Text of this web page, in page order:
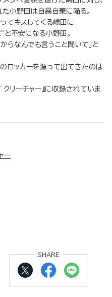
小野田は自暴自棄に陥る。
ってキスしてくる嶋田に
不安になる小野田。
らなんでも言うこと聞いて」と
ロッカーを漁って出てきたのは
リーチャー』に収録されていま
ー
SHARE